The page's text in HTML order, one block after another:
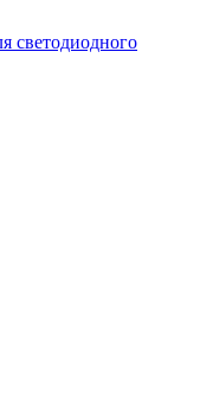
светодиодного